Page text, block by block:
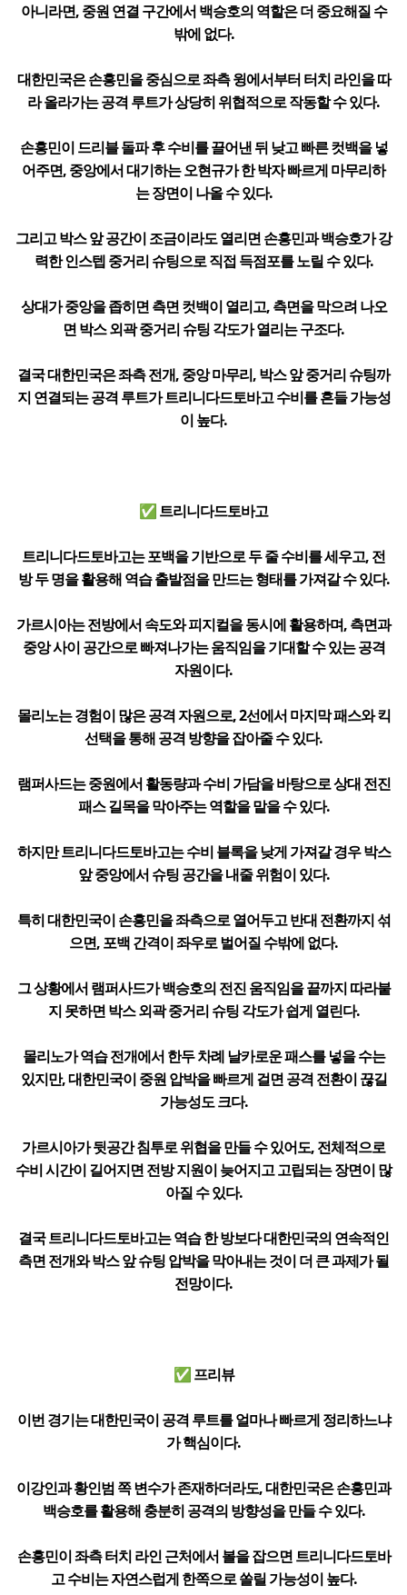
아니라면, 중원 연결 구간에서 백승호의 역할은 더 중요해질 수
밖에 없다.
대한민국은 손흥민을 중심으로 좌측 윙에서부터 터치 라인을 따
라 올라가는 공격 루트가 상당히 위협적으로 작동할 수 있다.
손흥민이 드리블 돌파 후 수비를 끌어낸 뒤 낮고 빠른 컷백을 넣
어주면, 중앙에서 대기하는 오현규가 한 박자 빠르게 마무리하
는 장면이 나올 수 있다.
그리고 박스 앞 공간이 조금이라도 열리면 손흥민과 백승호가 강
력한 인스텝 중거리 슈팅으로 직접 득점포를 노릴 수 있다.
상대가 중앙을 좁히면 측면 컷백이 열리고, 측면을 막으려 나오
면 박스 외곽 중거리 슈팅 각도가 열리는 구조다.
결국 대한민국은 좌측 전개, 중앙 마무리, 박스 앞 중거리 슈팅까
지 연결되는 공격 루트가 트리니다드토바고 수비를 흔들 가능성
이 높다.
✅ 트리니다드토바고
트리니다드토바고는 포백을 기반으로 두 줄 수비를 세우고, 전
방 두 명을 활용해 역습 출발점을 만드는 형태를 가져갈 수 있다.
가르시아는 전방에서 속도와 피지컬을 동시에 활용하며, 측면과
중앙 사이 공간으로 빠져나가는 움직임을 기대할 수 있는 공격
자원이다.
몰리노는 경험이 많은 공격 자원으로, 2선에서 마지막 패스와 킥
선택을 통해 공격 방향을 잡아줄 수 있다.
램퍼사드는 중원에서 활동량과 수비 가담을 바탕으로 상대 전진
패스 길목을 막아주는 역할을 맡을 수 있다.
하지만 트리니다드토바고는 수비 블록을 낮게 가져갈 경우 박스
앞 중앙에서 슈팅 공간을 내줄 위험이 있다.
특히 대한민국이 손흥민을 좌측으로 열어두고 반대 전환까지 섞
으면, 포백 간격이 좌우로 벌어질 수밖에 없다.
그 상황에서 램퍼사드가 백승호의 전진 움직임을 끝까지 따라붙
지 못하면 박스 외곽 중거리 슈팅 각도가 쉽게 열린다.
몰리노가 역습 전개에서 한두 차례 날카로운 패스를 넣을 수는
있지만, 대한민국이 중원 압박을 빠르게 걸면 공격 전환이 끊길
가능성도 크다.
가르시아가 뒷공간 침투로 위협을 만들 수 있어도, 전체적으로
수비 시간이 길어지면 전방 지원이 늦어지고 고립되는 장면이 많
아질 수 있다.
결국 트리니다드토바고는 역습 한 방보다 대한민국의 연속적인
측면 전개와 박스 앞 슈팅 압박을 막아내는 것이 더 큰 과제가 될
전망이다.
✅ 프리뷰
이번 경기는 대한민국이 공격 루트를 얼마나 빠르게 정리하느냐
가 핵심이다.
이강인과 황인범 쪽 변수가 존재하더라도, 대한민국은 손흥민과
백승호를 활용해 충분히 공격의 방향성을 만들 수 있다.
손흥민이 좌측 터치 라인 근처에서 볼을 잡으면 트리니다드토바
고 수비는 자연스럽게 한쪽으로 쏠릴 가능성이 높다.